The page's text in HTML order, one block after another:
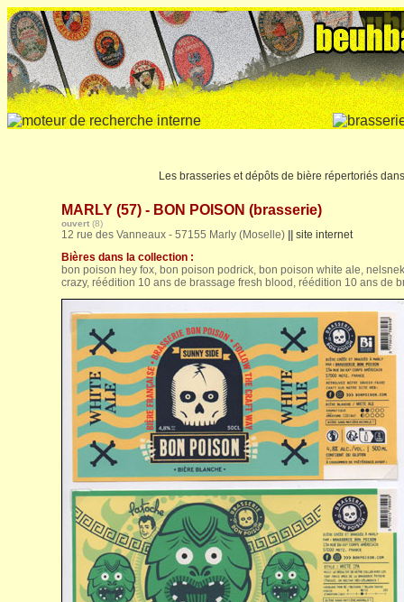
Les brasseries et dépôts de bière répertoriés
MARLY (57) - BON POISON (brasserie)
ouvert (8)
12 rue des Vanneaux - 57155 Marly (Moselle)
site internet
Bières dans la collection :
bon poison hey fox, bon poison podrick, bon poison white ale,
crazy, réédition 10 ans de brassage fresh blood, réédition 10 ans de